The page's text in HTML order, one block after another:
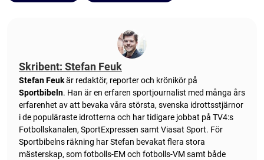
Skribent: Stefan Feuk
Stefan Feukär redaktör, reporter och krönikör på
Sportbibeln. Han är en erfaren sportjournalist med många års
erfarenhet av att bevaka våra största, svenska idrottsstjärnor
i de populäraste idrotterna och har tidigare jobbat på TV4:s
Fotbollskanalen, SportExpressen samt Viasat Sport. För
Sportbibelns räkning har Stefan bevakat flera stora
mästerskap, som fotbolls-EM och fotbolls-VM samt både